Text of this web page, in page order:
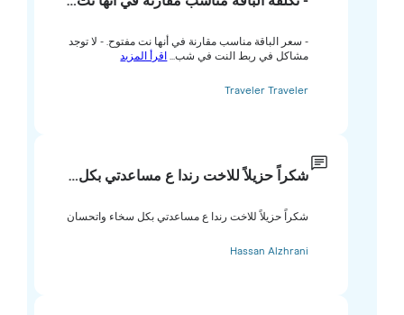
- سعر الباقة مناسب مقارنة في أنها نت مفتوح. - لا توجد
مشاكل في ربط النت في شب...اقرأ المزيد
Traveler Traveler
شكراً حزيلاً للاخت رندا ع مساعدتي بكل…
شكراً حزيلاً للاخت رندا ع مساعدتي بكل سخاء واتحسان
Hassan Alzhrani